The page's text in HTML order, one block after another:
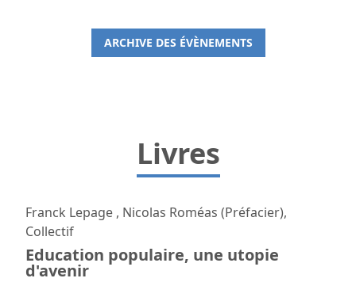
ARCHIVE DES ÉVÈNEMENTS
Livres
Franck Lepage , Nicolas Roméas (Préfacier),
Collectif
Education populaire, une utopie
d'avenir